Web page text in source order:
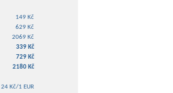
149 Kč
629 Kč
2069 Kč
339 Kč
729 Kč
2180 Kč
24 Kč/1 EUR